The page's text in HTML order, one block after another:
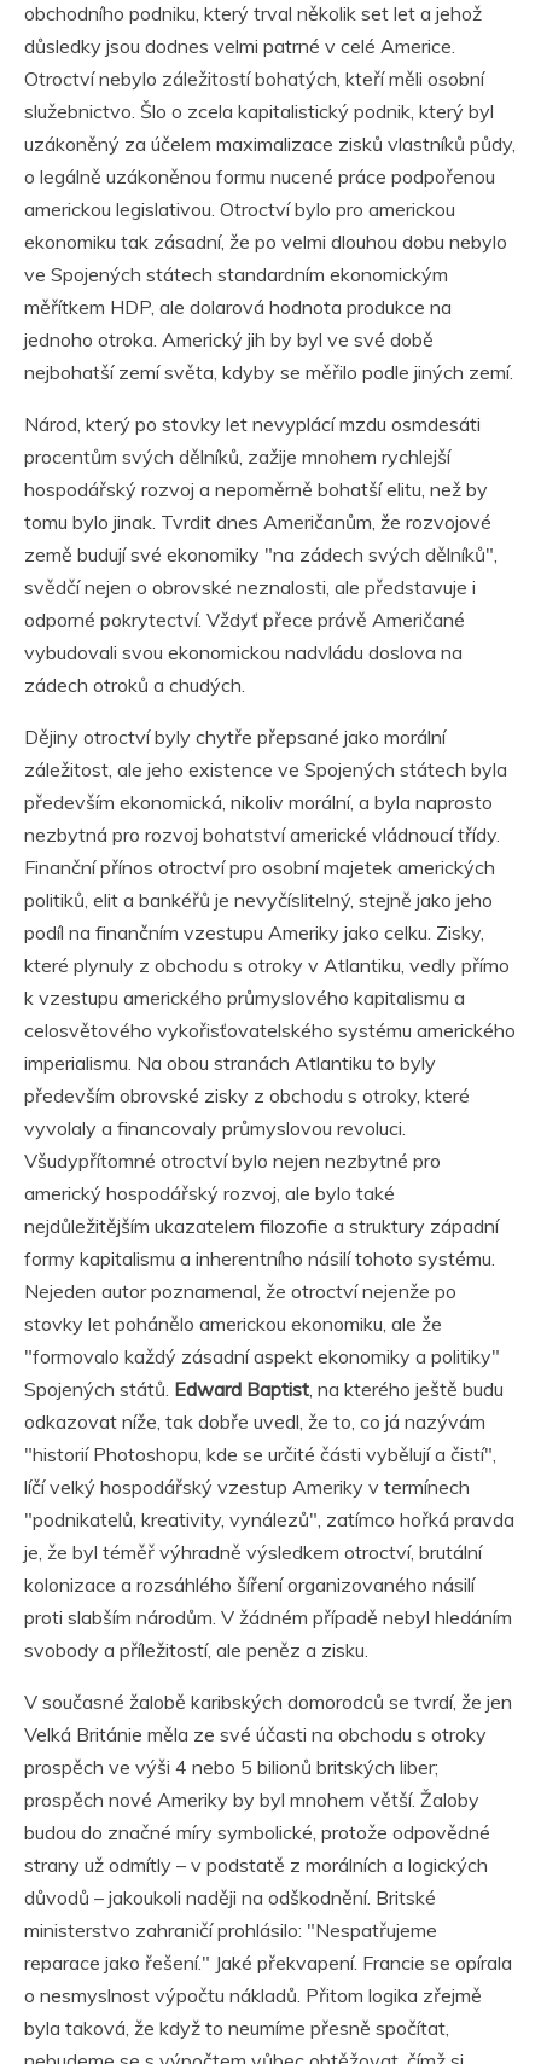
obchodního podniku, který trval několik set let a jehož
důsledky jsou dodnes velmi patrné v celé Americe.
Otroctví nebylo záležitostí bohatých, kteří měli osobní
služebnictvo. Šlo o zcela kapitalistický podnik, který byl
uzákoněný za účelem maximalizace zisků vlastníků půdy,
o legálně uzákoněnou formu nucené práce podpořenou
americkou legislativou. Otroctví bylo pro americkou
ekonomiku tak zásadní, že po velmi dlouhou dobu nebylo
ve Spojených státech standardním ekonomickým
měřítkem HDP, ale dolarová hodnota produkce na
jednoho otroka. Americký jih by byl ve své době
nejbohatší zemí světa, kdyby se měřilo podle jiných zemí.
Národ, který po stovky let nevyplácí mzdu osmdesáti
procentům svých dělníků, zažije mnohem rychlejší
hospodářský rozvoj a nepoměrně bohatší elitu, než by
tomu bylo jinak. Tvrdit dnes Američanům, že rozvojové
země budují své ekonomiky "na zádech svých dělníků",
svědčí nejen o obrovské neznalosti, ale představuje i
odporné pokrytectví. Vždyť přece právě Američané
vybudovali svou ekonomickou nadvládu doslova na
zádech otroků a chudých.
Dějiny otroctví byly chytře přepsané jako morální
záležitost, ale jeho existence ve Spojených státech byla
především ekonomická, nikoliv morální, a byla naprosto
nezbytná pro rozvoj bohatství americké vládnoucí třídy.
Finanční přínos otroctví pro osobní majetek amerických
politiků, elit a bankéřů je nevyčíslitelný, stejně jako jeho
podíl na finančním vzestupu Ameriky jako celku. Zisky,
které plynuly z obchodu s otroky v Atlantiku, vedly přímo
k vzestupu amerického průmyslového kapitalismu a
celosvětového vykořisťovatelského systému amerického
imperialismu. Na obou stranách Atlantiku to byly
především obrovské zisky z obchodu s otroky, které
vyvolaly a financovaly průmyslovou revoluci.
Všudypřítomné otroctví bylo nejen nezbytné pro
americký hospodářský rozvoj, ale bylo také
nejdůležitějším ukazatelem filozofie a struktury západní
formy kapitalismu a inherentního násilí tohoto systému.
Nejeden autor poznamenal, že otroctví nejenže po
stovky let pohánělo americkou ekonomiku, ale že
"formovalo každý zásadní aspekt ekonomiky a politiky"
Spojených států. Edward Baptist, na kterého ještě budu
odkazovat níže, tak dobře uvedl, že to, co já nazývám
"historií Photoshopu, kde se určité části vybělují a čistí",
líčí velký hospodářský vzestup Ameriky v termínech
"podnikatelů, kreativity, vynálezů", zatímco hořká pravda
je, že byl téměř výhradně výsledkem otroctví, brutální
kolonizace a rozsáhlého šíření organizovaného násilí
proti slabším národům. V žádném případě nebyl hledáním
svobody a příležitostí, ale peněz a zisku.
V současné žalobě karibských domorodců se tvrdí, že jen
Velká Británie měla ze své účasti na obchodu s otroky
prospěch ve výši 4 nebo 5 bilionů britských liber;
prospěch nové Ameriky by byl mnohem větší. Žaloby
budou do značné míry symbolické, protože odpovědné
strany už odmítly – v podstatě z morálních a logických
důvodů – jakoukoli naději na odškodnění. Britské
ministerstvo zahraničí prohlásilo: "Nespatřujeme
reparace jako řešení." Jaké překvapení. Francie se opírala
o nesmyslnost výpočtu nákladů. Přitom logika zřejmě
byla taková, že když to neumíme přesně spočítat,